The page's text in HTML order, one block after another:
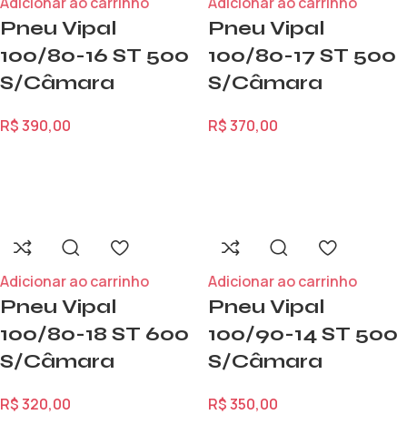
Pneu Vipal
100/80-16 ST 500
S/Câmara
R$390,00
Pneu Vipal
100/80-17 ST 500
S/Câmara
R$370,00
Adicionar ao carrinho
Pneu Vipal
100/80-18 ST 600
S/Câmara
R$320,00
Adicionar ao carrinho
Pneu Vipal
100/90-14 ST 500
S/Câmara
R$350,00